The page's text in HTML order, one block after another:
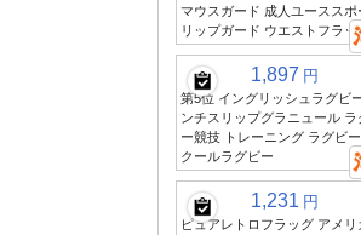
マウスガード 成人ユーススポ
リップガード ウエストフラッ
1,897 円
第5位 イングリッシュラグビ
ンチスリップグラニュール ラ
ー競技 トレーニング ラグビー
クールラグビー
1,231 円
ピュアレトロフラッグ アメリ